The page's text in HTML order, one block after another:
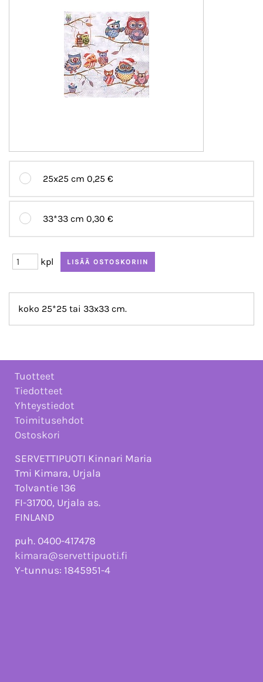
25x25 cm 0,25 €
33*33 cm 0,30 €
kpl
koko 25*25 tai 33x33 cm.
Tuotteet
Tiedotteet
Yhteystiedot
Toimitusehdot
Ostoskori
SERVETTIPUOTI Kinnari Maria
Tmi Kimara, Urjala
Tolvantie 136
FI-31700, Urjala as.
FINLAND
puh. 0400-417478
kimara@servettipuoti.fi
Y-tunnus: 1845951-4